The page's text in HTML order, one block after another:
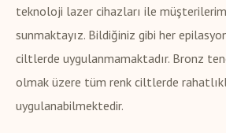
teknoloji lazer cihazları ile
sunmaktayız. Bildiğiniz gibi her
ciltlerde uygulanmamaktadır. Bronz
olmak üzere tüm renk ciltlerde
uygulanabilmektedir.